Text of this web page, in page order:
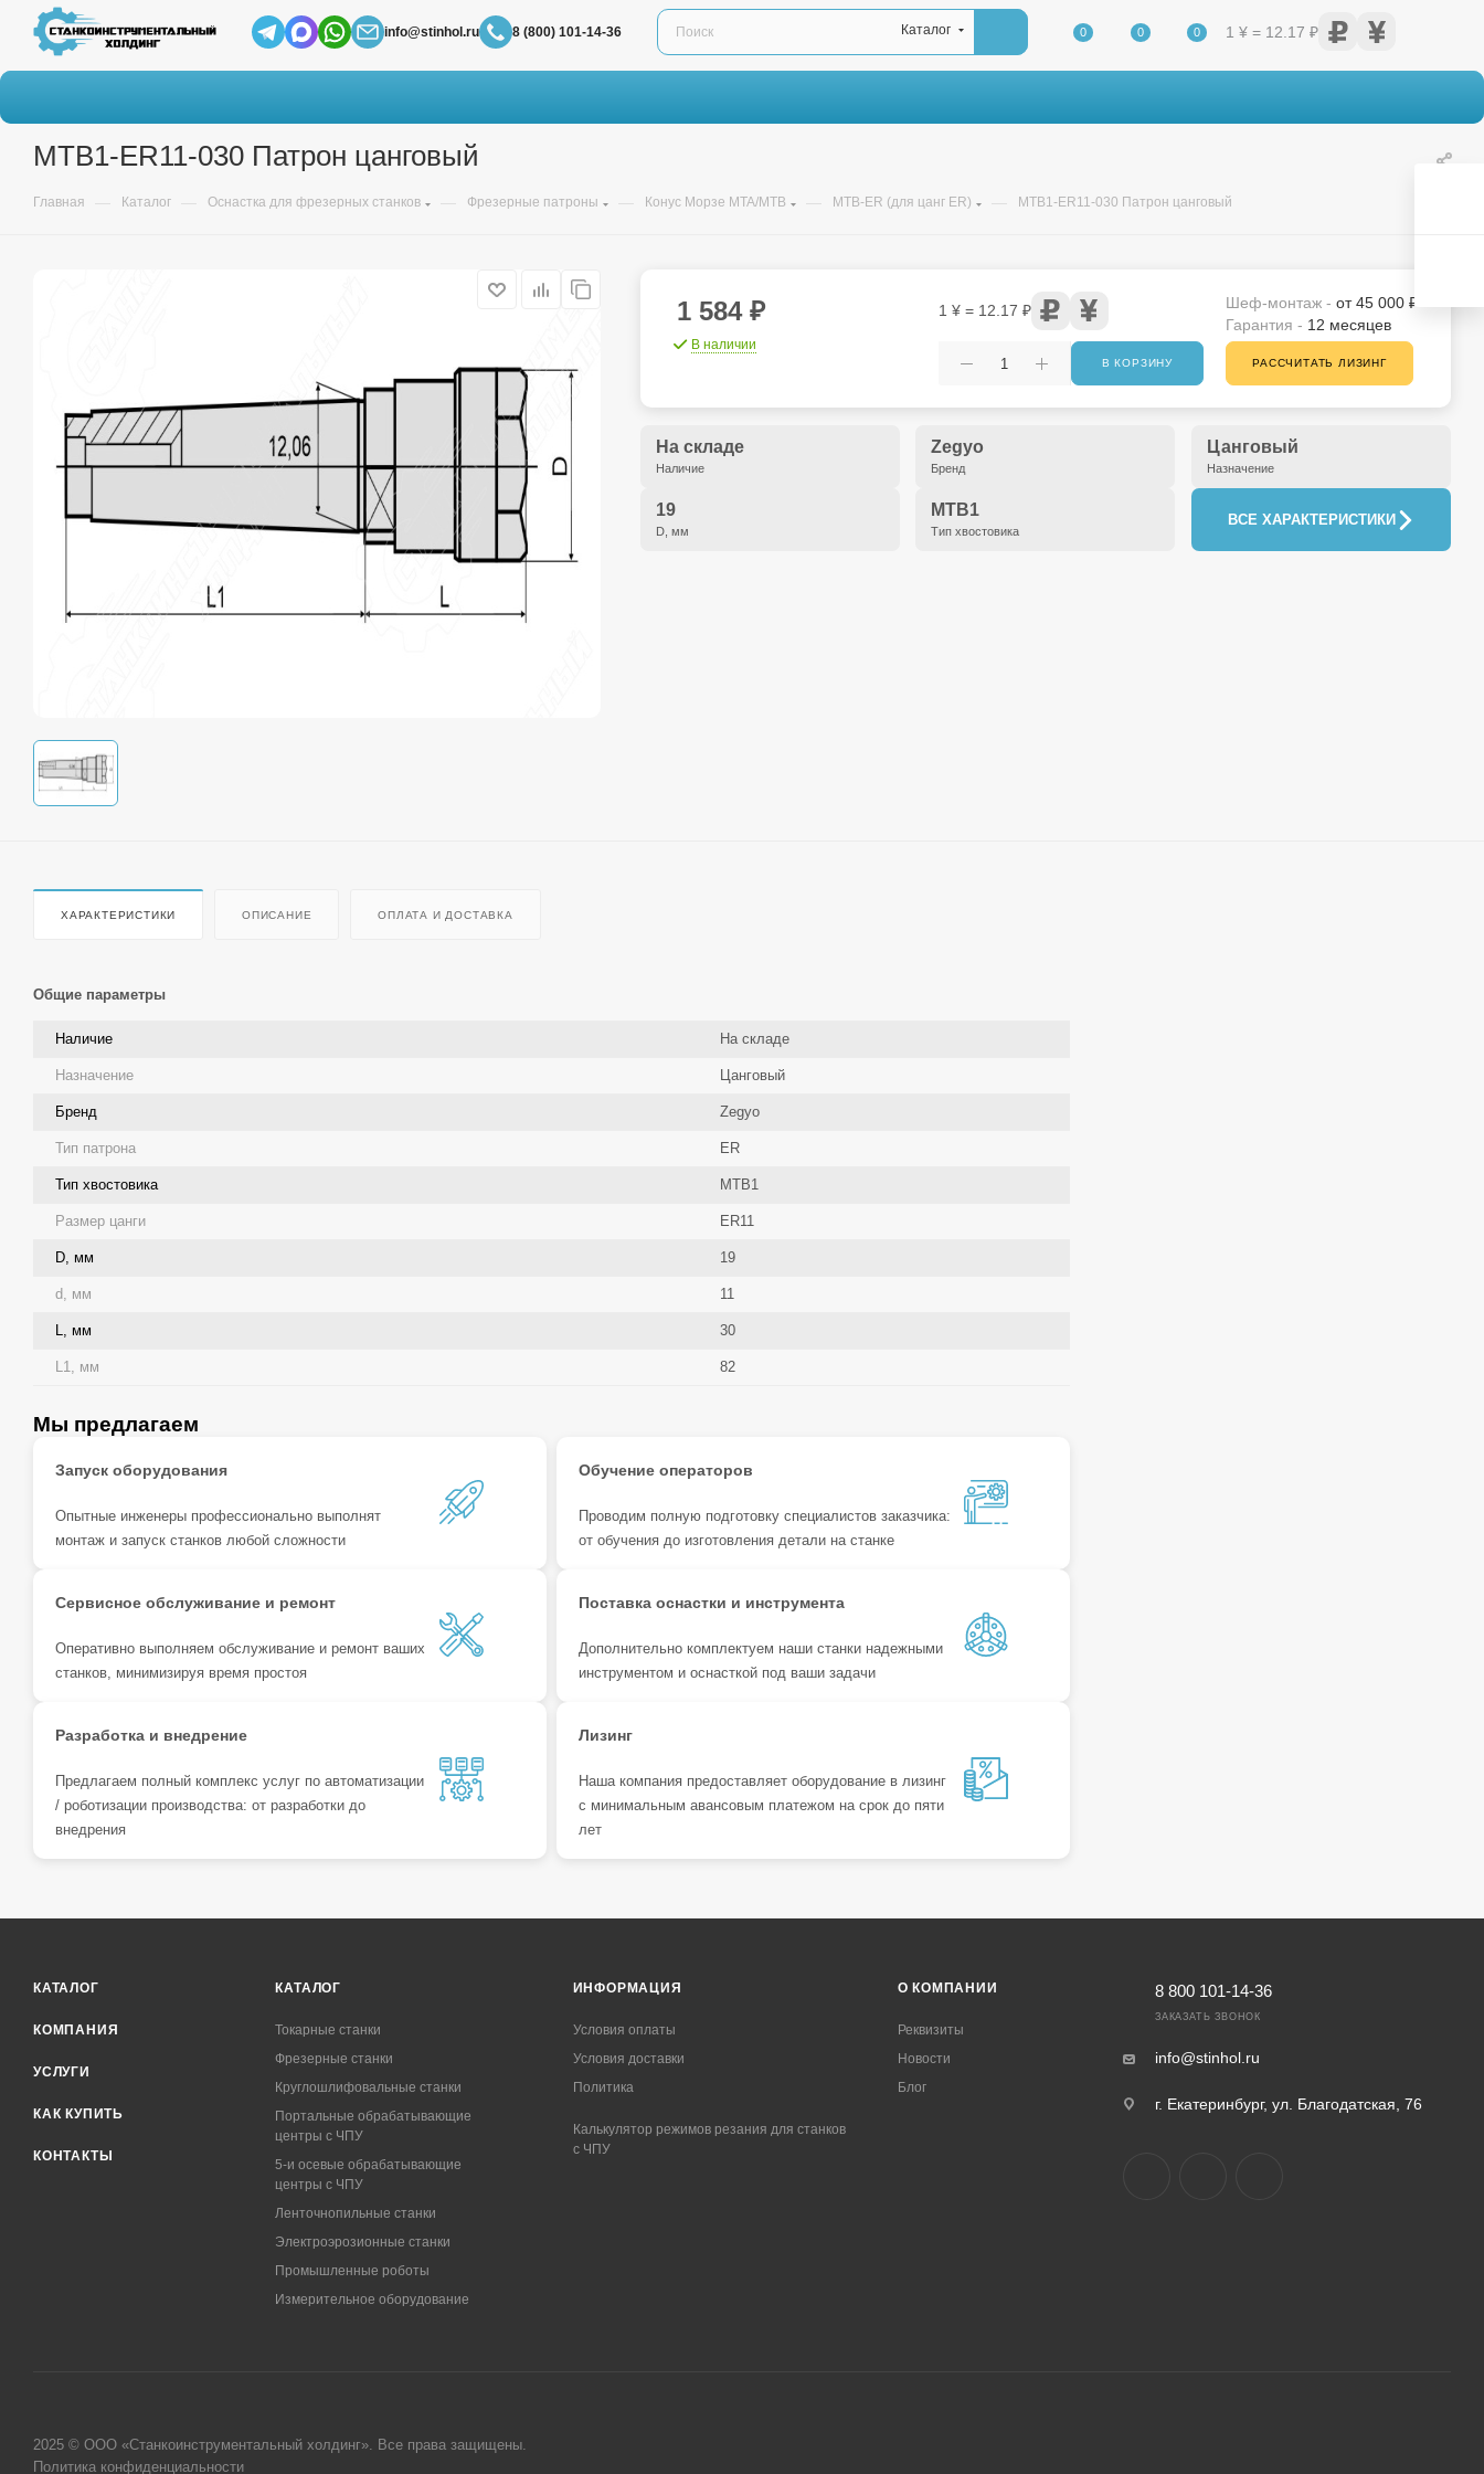
info@stinhol.ru 8 (800) 101-14-36 Каталог 0 0 0 1 ¥ = 12.17 ₽
MTB1-ER11-030 Патрон цанговый
Главная — Каталог — Оснастка для фрезерных станков — Фрезерные патроны — Конус Морзе MTA/MTB — MTB-ER (для цанг ER) — MTB1-ER11-030 Патрон цанговый
1 584₽
В наличии
1 ¥ = 12.17 ₽
В КОРЗИНУ
Шеф-монтаж - от 45 000 ₽
Гарантия - 12 месяцев
РАССЧИТАТЬ ЛИЗИНГ
На складе
Наличие
Zegyo
Бренд
Цанговый
Назначение
19
D, мм
MTB1
Тип хвостовика
ВСЕ ХАРАКТЕРИСТИКИ
ХАРАКТЕРИСТИКИ ОПИСАНИЕ ОПЛАТА И ДОСТАВКА
Общие параметры
Наличие На складе
Назначение Цанговый
Бренд Zegyo
Тип патрона ER
Тип хвостовика MTB1
Размер цанги ER11
D, мм 19
d, мм 11
L, мм 30
L1, мм 82
Мы предлагаем
Запуск оборудования
Опытные инженеры профессионально выполнят
монтаж и запуск станков любой сложности
Обучение операторов
Проводим полную подготовку специалистов заказчика:
от обучения до изготовления детали на станке
Сервисное обслуживание и ремонт
Оперативно выполняем обслуживание и ремонт ваших
станков, минимизируя время простоя
Поставка оснастки и инструмента
Дополнительно комплектуем наши станки надежными
инструментом и оснасткой под ваши задачи
Разработка и внедрение
Предлагаем полный комплекс услуг по автоматизации
/ роботизации производства: от разработки до
внедрения
Лизинг
Наша компания предоставляет оборудование в лизинг
с минимальным авансовым платежом на срок до пяти
лет
КАТАЛОГ
КОМПАНИЯ
УСЛУГИ
КАК КУПИТЬ
КОНТАКТЫ
КАТАЛОГ
Токарные станки
Фрезерные станки
Круглошлифовальные станки
Портальные обрабатывающие
центры с ЧПУ
5-и осевые обрабатывающие
центры с ЧПУ
Ленточнопильные станки
Электроэрозионные станки
Промышленные роботы
Измерительное оборудование
ИНФОРМАЦИЯ
Условия оплаты
Условия доставки
Политика
Калькулятор режимов резания для станков
с ЧПУ
О КОМПАНИИ
Реквизиты
Новости
Блог
8 800 101-14-36
ЗАКАЗАТЬ ЗВОНОК
info@stinhol.ru
г. Екатеринбург, ул. Благодатская, 76
2025 © ООО «Станкоинструментальный холдинг». Все права защищены.
Политика конфиденциальности